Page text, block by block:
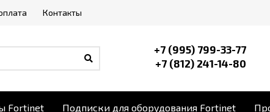
Контакты
+7 (995) 799-33-77
+7 (812) 241-14-80
Fortinet Подписки для оборудования Fortinet